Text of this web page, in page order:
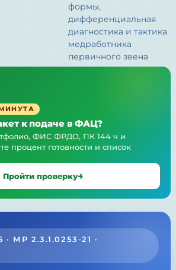
формы,
дифференциальная
диагностика и тактика
медработника
первичного звена
к подаче в ФАЦ?
ФИС ФРДО, ПК 144 ч и
процент готовности и список
Пройти проверку
МР 2.3.1.0253-21 ·